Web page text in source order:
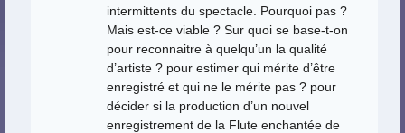
intermittents du spectacle. Pourquoi pas ?
Mais est-ce viable ? Sur quoi se base-t-on
pour reconnaitre à quelqu’un la qualité
d’artiste ? pour estimer qui mérite d’être
enregistré et qui ne le mérite pas ? pour
décider si la production d’un nouvel
enregistrement de la Flute enchantée de